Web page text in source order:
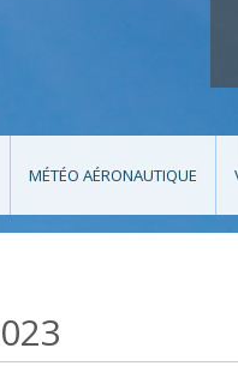
MÉTÉO AÉRONAUTIQUE